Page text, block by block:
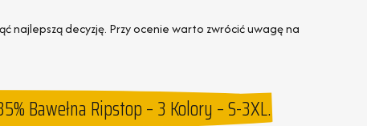
najlepszą decyzję. Przy ocenie warto zwrócić uwagę na
Bawełna Ripstop – 3 Kolory – S-3XL.